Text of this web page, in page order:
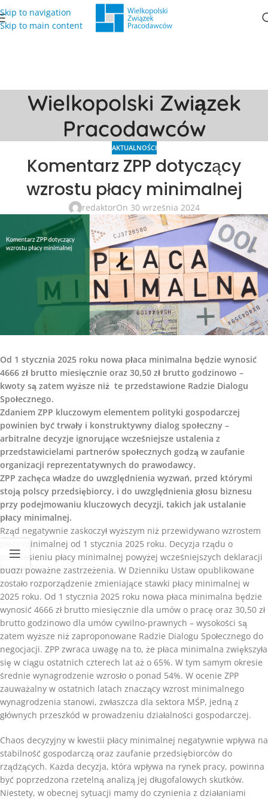
Skip to navigation
Skip to main content
Wielkopolski Związek
Pracodawców
AKTUALNOŚCI
Komentarz ZPP dotyczący
wzrostu płacy minimalnej
redaktorOn 30 września 2024
Od 1 stycznia 2025 roku nowa płaca minimalna będzie wynosić
4666 zł brutto miesięcznie oraz 30,50 zł brutto godzinowo –
kwoty są zatem wyższe niż te przedstawione Radzie Dialogu
Społecznego.
Zdaniem ZPP kluczowym elementem polityki gospodarczej
powinien być trwały i konstruktywny dialog społeczny –
arbitralne decyzje ignorujące wcześniejsze ustalenia z
przedstawicielami partnerów społecznych godzą w zaufanie
organizacji reprezentatywnych do prawodawcy.
ZPP zachęca władze do uwzględnienia wyzwań, przed którymi
stoją polscy przedsiębiorcy, i do uwzględnienia głosu biznesu
przy podejmowaniu kluczowych decyzji, takich jak ustalanie
płacy minimalnej.
Rząd negatywnie zaskoczył wyższym niż przewidywano wzrostem
płacy minimalnej od 1 stycznia 2025 roku. Decyzja rządu o
podniesieniu płacy minimalnej powyżej wcześniejszych deklaracji
budzi poważne zastrzeżenia. W Dzienniku Ustaw opublikowane
zostało rozporządzenie zmieniające stawki płacy minimalnej w
2025 roku. Od 1 stycznia 2025 roku nowa płaca minimalna będzie
wynosić 4666 zł brutto miesięcznie dla umów o pracę oraz 30,50 zł
brutto godzinowo dla umów cywilno-prawnych – wysokości są
zatem wyższe niż zaproponowane Radzie Dialogu Społecznego do
negocjacji. ZPP zwraca uwagę na to, że płaca minimalna zwiększyła
się w ciągu ostatnich czterech lat aż o 65%. W tym samym okresie
średnie wynagrodzenie wzrosło o ponad 54%. W ocenie ZPP
zauważalny w ostatnich latach znaczący wzrost minimalnego
wynagrodzenia stanowi, zwłaszcza dla sektora MŚP, jedną z
głównych przeszkód w prowadzeniu działalności gospodarczej.
Chaos decyzyjny w kwestii płacy minimalnej negatywnie wpływa na
stabilność gospodarczą oraz zaufanie przedsiębiorców do
rządzących. Każda decyzja, która wpływa na rynek pracy, powinna
być poprzedzona rzetelną analizą jej długofalowych skutków.
Niestety, w obecnej sytuacji mamy do czynienia z działaniami